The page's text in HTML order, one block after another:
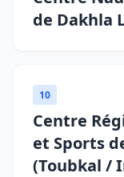
de Dakhla
10
Centre
et Sports
(Toubkal /